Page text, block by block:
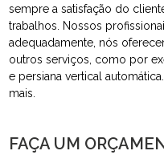
sempre a satisfação do
trabalhos. Nossos
adequadamente, nós
outros serviços, como por
e persiana vertical
mais.
FAÇA UM